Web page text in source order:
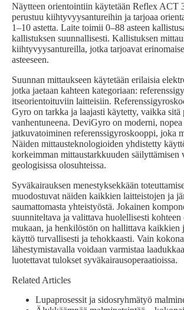
Näytteen orientointiin käytetään Reflex ACT
perustuu kiihtyvyysantureihin ja tarjoaa
1–10 astetta. Laite toimii 0–88 asteen
kallistuksen suunnallisesti. Kallistuksen
kiihtyvyysantureilla, jotka tarjoavat
asteeseen.
Suunnan mittaukseen käytetään erilaisia
jotka jaetaan kahteen kategoriaan:
itseorientoituviin laitteisiin.
Gyro on tarkka ja laajasti käytetty, vaikka sitä
vanhentuneena. DeviGyro on moderni,
jatkuvatoiminen referenssigyroskooppi, joka
Näiden mittausteknologioiden yhdistetty
korkeimman mittaustarkkuuden säilyttämisen
geologisissa olosuhteissa.
Syväkairauksen menestyksekkään
muodostuvat näiden kaikkien laitteistojen ja
saumattomasta yhteistyöstä. Jokainen
suunniteltava ja valittava huolellisesti kohteen
mukaan, ja henkilöstön on hallittava kaikkien
käyttö turvallisesti ja tehokkaasti. Vain
lähestymistavalla voidaan varmistaa
luotettavat tulokset syväkairausoperaatioissa.
Related Articles
Lupaprosessit ja sidosryhmätyö